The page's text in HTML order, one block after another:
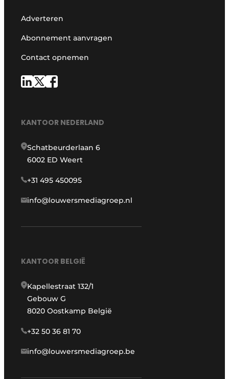
Adverteren
Abonnement aanvragen
Contact opnemen
KANTOOR NEDERLAND
Schatbeurderlaan 6
6002 ED Weert
+31 495 450095
info@louwersmediagroep.nl
KANTOOR BELGIË
Kapellestraat 132/1
Gebouw G
8020 Oostkamp België
+32 50 36 81 70
info@louwersmediagroep.be